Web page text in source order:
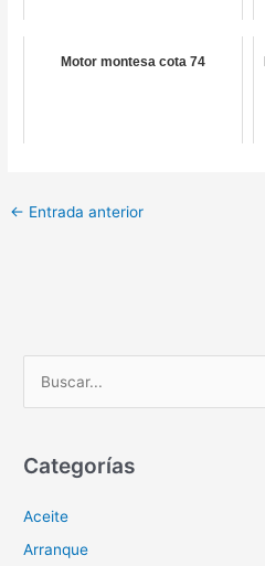
Motor montesa cota 74
← Entrada anterior
c
r
p
Categorías
Aceite
Arranque